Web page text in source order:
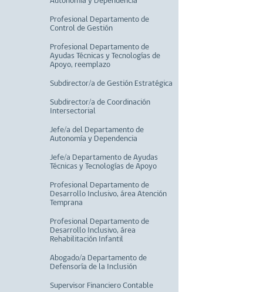
Profesional Departamento de
Control de Gestión
Profesional Departamento de
Ayudas Técnicas y Tecnologías de
Apoyo, reemplazo
Subdirector/a de Gestión Estratégica
Subdirector/a de Coordinación
Intersectorial
Jefe/a del Departamento de
Autonomía y Dependencia
Jefe/a Departamento de Ayudas
Técnicas y Tecnologías de Apoyo
Profesional Departamento de
Desarrollo Inclusivo, área Atención
Temprana
Profesional Departamento de
Desarrollo Inclusivo, área
Rehabilitación Infantil
Abogado/a Departamento de
Defensoría de la Inclusión
Supervisor Financiero Contable